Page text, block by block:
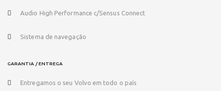
Audio High Performance c/Sensus Connect
Sistema de navegação
GARANTIA / ENTREGA
Entregamos o seu Volvo em todo o país